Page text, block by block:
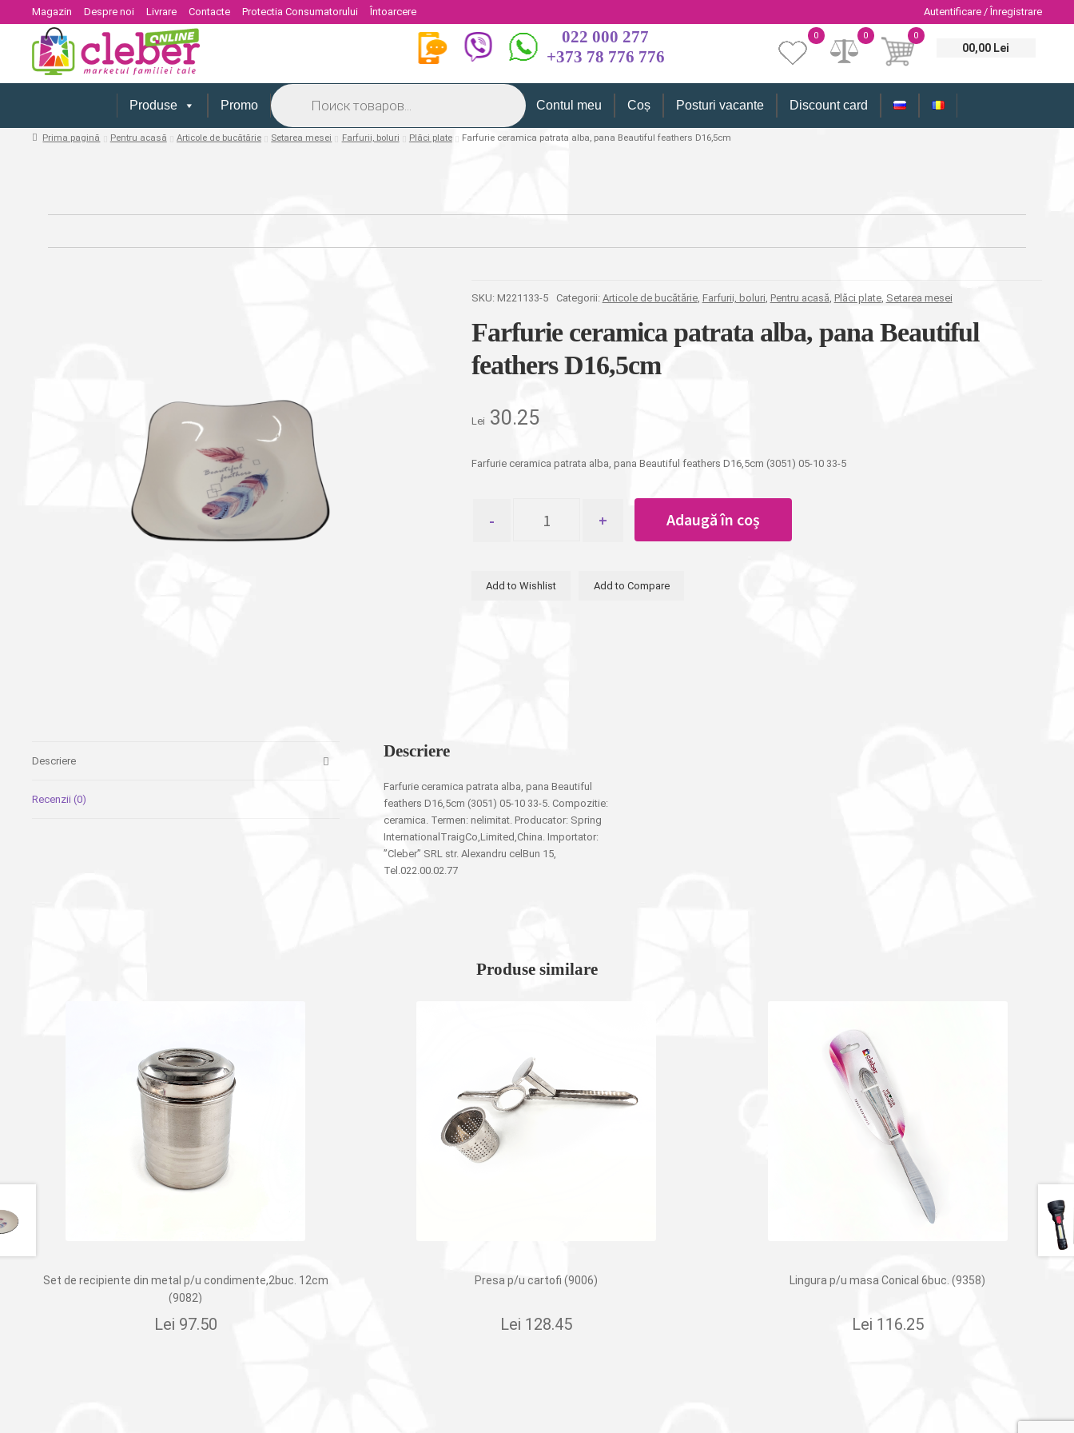
Magazin Despre noi Livrare Contacte Protectia Consumatorului Întoarcere Autentificare / Înregistrare
022 000 277
+373 78 776 776
0
00,00 Lei
0
0
Produse Promo
Products
search
Contul meu Coș Posturi vacante Discount card
Prima pagină Pentru acasă Articole de bucătărie Setarea mesei Farfurii, boluri Plăci plate Farfurie ceramica patrata alba, pana Beautiful feathers D16,5cm
SKU: M221133-5 Categorii: Articole de bucătărie, Farfurii, boluri, Pentru acasă, Plăci plate, Setarea mesei
Farfurie ceramica patrata alba, pana Beautiful
feathers D16,5cm
Lei 30.25
Farfurie ceramica patrata alba, pana Beautiful feathers D16,5cm (3051) 05-10 33-5
Farfurie
pana
Adaugă în coș
Add to Wishlist Add to Compare
Descriere
Recenzii (0)
Descriere
Farfurie ceramica patrata alba, pana Beautiful
feathers D16,5cm (3051) 05-10 33-5. Compozitie:
ceramica. Termen: nelimitat. Producator: Spring
InternationalTraigCo,Limited,China. Importator:
”Cleber” SRL str. Alexandru celBun 15,
Tel.022.00.02.77
Produse similare
Set de recipiente din metal p/u condimente,2buc. 12cm
(9082)
Lei 97.50
Presa p/u cartofi (9006)
Lei 128.45
Lingura p/u masa Conical 6buc. (9358)
Lei 116.25